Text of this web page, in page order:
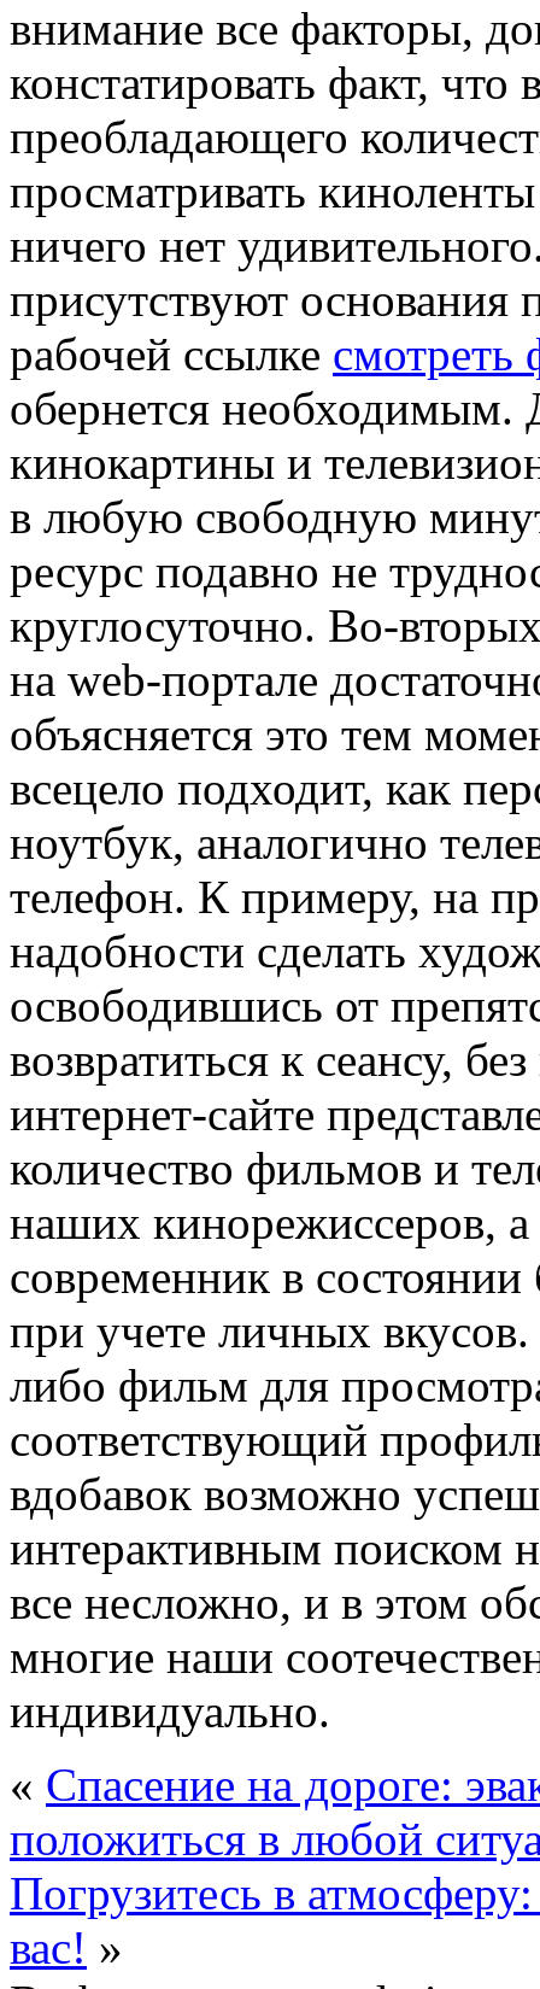
внимание все факторы,
констатировать факт, что
преобладающего
просматривать
ничего нет
присутствуют основания
рабочей ссылке смотреть
обернется необходимым.
кинокартины и
в любую свободную
ресурс подавно не
круглосуточно. Во-
на web-портале
объясняется это тем
всецело подходит, как
ноутбук, аналогично
телефон. К примеру, на
надобности сделать
освободившись от
возвратиться к сеансу,
интернет-сайте
количество фильмов и
наших кинорежиссеров,
современник в состоянии
при учете личных
либо фильм для
соответствующий
вдобавок возможно
интерактивным поиском
все несложно, и в этом
многие наши
индивидуально.
« Спасение на дороге:
положиться в любой
Погрузитесь в
вас! »